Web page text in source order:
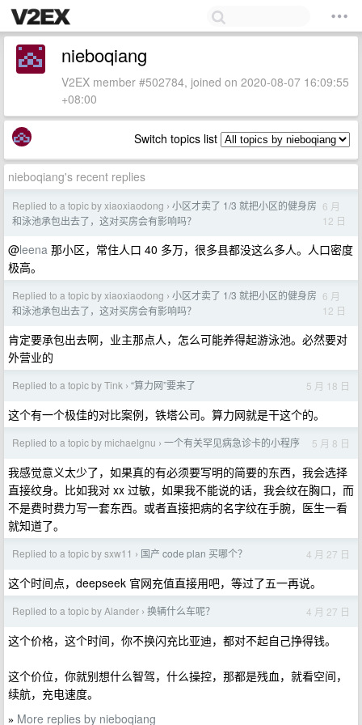
nieboqiang
V2EX member #502784, joined on 2020-08-07 16:09:55
+08:00
Switch topics list
nieboqiang's recent replies
Replied to a topic by xiaoxiaodong › 小区才卖了 1/3 就把小区的健身房
和泳池承包出去了，这对买房会有影响吗？
6 月
12 日
@leena 那小区，常住人口 40 多万，很多县都没这么多人。人口密度
极高。
Replied to a topic by xiaoxiaodong › 小区才卖了 1/3 就把小区的健身房
和泳池承包出去了，这对买房会有影响吗？
6 月
12 日
肯定要承包出去啊，业主那点人，怎么可能养得起游泳池。必然要对
外营业的
Replied to a topic by Tink › “算力网”要来了 5 月 18 日
这个有一个极佳的对比案例，铁塔公司。算力网就是干这个的。
Replied to a topic by michaelgnu › 一个有关罕见病急诊卡的小程序 5 月 8 日
我感觉意义太少了，如果真的有必须要写明的简要的东西，我会选择
直接纹身。比如我对 xx 过敏，如果我不能说的话，我会纹在胸口，而
不是费时费力写一套东西。或者直接把病的名字纹在手腕，医生一看
就知道了。
Replied to a topic by sxw11 › 国产 code plan 买哪个？ 4 月 27 日
这个时间点，deepseek 官网充值直接用吧，等过了五一再说。
Replied to a topic by Alander › 换辆什么车呢？ 4 月 27 日
这个价格，这个时间，你不换闪充比亚迪，都对不起自己挣得钱。
这个价位，你就别想什么智驾，什么操控，那都是残血，就看空间，
续航，充电速度。
» More replies by nieboqiang